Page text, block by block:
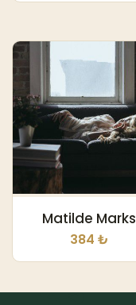
Matilde Marks
384 ₺